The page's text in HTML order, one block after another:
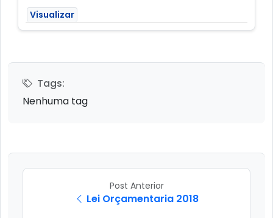
Visualizar
Tags:
Nenhuma tag
Post Anterior
Lei Orçamentaria 2018